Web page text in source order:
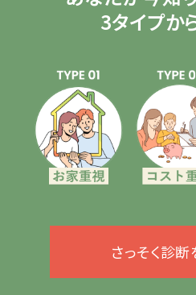
3タイプか
さっそく診